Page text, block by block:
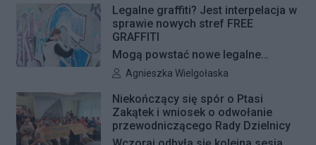
pojawią się jeszcze w tym roku.
Legalne graffiti? Jest interpelacja w
sprawie nowych stref FREE
GRAFFITI
Mogą powstać nowe legalne
miejsca do wykonywania graffiti.
interpelację, w której proponuje
wyznaczenie kolejnych stref FREE
GRAFFITI we współpracy z
Autor artykułu:
Agnieszka Wielgołaska
Niekończący się spór o Ptasi
Zakątek i wniosek o odwołanie
przewodniczącego Rady Dzielnicy